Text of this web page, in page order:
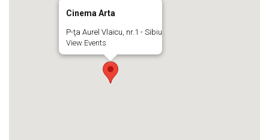
Cinema Arta
P-ţa Aurel Vlaicu, nr.1 - Sibiu
View Events